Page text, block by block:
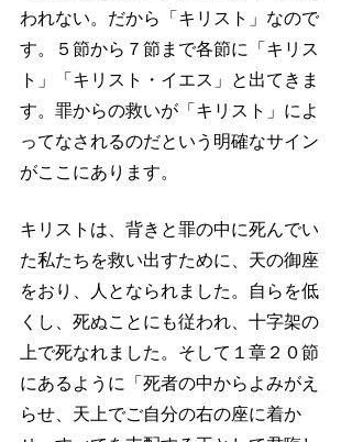
われない。だから「キリスト」なので
す。５節から７節まで各節に「キリス
ト」「キリスト・イエス」と出てきま
す。罪からの救いが「キリスト」によ
ってなされるのだという明確なサイン
がここにあります。
キリストは、背きと罪の中に死んでい
た私たちを救い出すために、天の御座
をおり、人となられました。自らを低
くし、死ぬことにも従われ、十字架の
上で死なれました。そして１章２０節
にあるように「死者の中からよみがえ
らせ、天上でご自分の右の座に着か